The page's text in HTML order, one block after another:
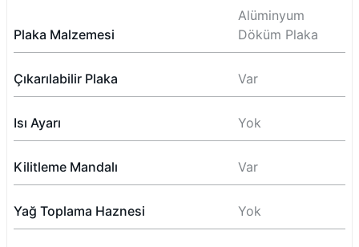
Plaka Malzemesi
Alüminyum
Döküm Plaka
Çıkarılabilir Plaka Var
Isı Ayarı Yok
Kilitleme Mandalı Var
Yağ Toplama Haznesi Yok